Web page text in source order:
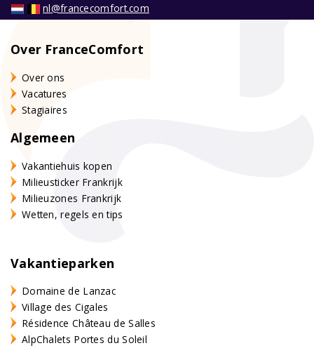
nl@francecomfort.com
Over FranceComfort
Over ons
Vacatures
Stagiaires
Algemeen
Vakantiehuis kopen
Milieusticker Frankrijk
Milieuzones Frankrijk
Wetten, regels en tips
Vakantieparken
Domaine de Lanzac
Village des Cigales
Résidence Château de Salles
AlpChalets Portes du Soleil